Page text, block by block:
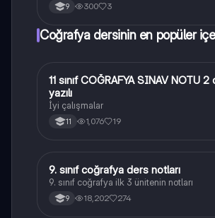
9 300 3
Coğrafya dersinin en popüler
Coğrafya
11 sınıf COĞRAFYA SINAV NOTU
yazılı
İyi çalışmalar
11 1,076 19
Coğrafya
9. sınıf coğrafya ders notları
9. sınıf coğrafya ilk 3 ünitenin notları
9 18,202 274